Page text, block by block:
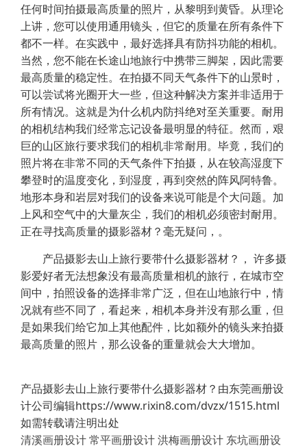
任何时间拍摄最高质量的照片，从黎明到黄昏。从理论
上讲，您可以使用通用镜头，但它的质量在所有条件下
都不一样。在实践中，最好选择具有防抖功能的相机。
当然，您不能在长途山地旅行中携带三脚架，因此需要
最高质量的稳定性。在拍摄不同天气条件下的山景时，
可以尝试将光圈开大一些，但这种解决方案并非适用于
所有情况。这就是为什么机内防抖绝对至关重要。耐用
的相机结构我们经常忘记设备最明显的特征。然而，艰
巨的山区旅行要求我们的相机非常耐用。毕竟，我们的
照片将在非常不同的天气条件下拍摄，从在较高湿度下
攀登时的温度变化，到湿度，再到突然的阵风阿特鲁。
地形本身和岩层对我们的设备来说可能是个大问题。加
上风和空气中的大量灰尘，我们的相机必须密封耐用。
正在寻找高质量的摄影器材？毫无疑问，。
产品摄影去山上旅行要带什么摄影器材？， 许多摄
影爱好者无法想象没有最高质量相机的旅行，在城市空
间中，拍照设备的选择非常广泛，但在山地旅行中，情
况就有些不同了，看起来，相机本身并没有那么重，但
是如果我们给它加上其他配件，比如额外的镜头来拍摄
最高质量的照片，那么设备的重量就会大大增加。
产品摄影去山上旅行要带什么摄影器材？由东莞画册设
计公司编辑https://www.rixin8.com/dvzx/1515.html
如需转载请注明出处
清溪画册设计常平画册设计洪梅画册设计 东坑画册设